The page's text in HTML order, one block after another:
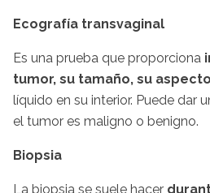
Ecografía transvaginal
Es una prueba que proporciona
tumor, su tamaño, su aspecto
líquido en su interior. Puede dar
el tumor es maligno o benigno.
Biopsia
La biopsia se suele hacer